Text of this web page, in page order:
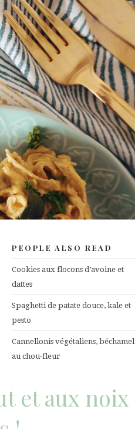
PEOPLE ALSO READ
Cookies aux flocons d’avoine et
dattes
Spaghetti de patate douce, kale et
pesto
Cannellonis végétaliens, béchamel
au chou-fleur
et aux noix